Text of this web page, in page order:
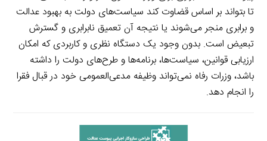
تا بتواند بر اساس قضاوت کند سیاست‌های دولت به بهبود عدالت
و برابری منجر می‌شوند یا نتیجه آن تعمیق نابرابری و گسترش
تبعیض است. بدون وجود یک دستگاه نظری و کاربردی که امکان
ارزیابی قوانین، سیاست‌ها، برنامه‌ها و طرح‌های دولت را داشته
باشد، وزرات رفاه نمی‌تواند وظیفه مدعی‌العمومی خود در قبال فقرا
را انجام دهد.